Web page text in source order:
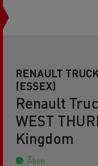
RENAULT
(ESSEX)
Renault
WEST
Kingdom
Åben